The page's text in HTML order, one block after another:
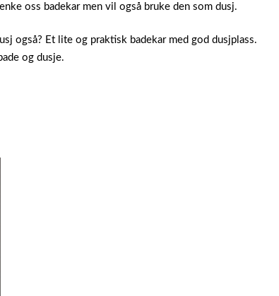
oss badekar men vil også bruke den som dusj.
også? Et lite og praktisk badekar med god dusjplass.
og dusje.